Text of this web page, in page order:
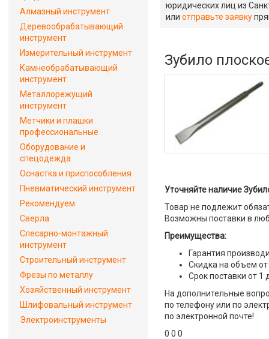
юридических лиц из
илиотправьте заявку
Зубило
Уточняйте наличие
Товар не подлежит
Возможны поставки в
Преимущества:
Гарантия
Скидка на объем от
Срок поставки от 1
На дополнительные
по телефону или по
по электронной почте!
0 0 0
Алмазный инструмент
Деревообрабатывающий
инструмент
Измерительный инструмент
Камнеобрабатывающий
инструмент
Металлорежущий
инструмент
Метчики и плашки
профессиональные
Оборудование и
спецодежда
Оснастка и приспособления
Пневматический инструмент
Рекомендуем
Сверла
Слесарно-монтажный
инструмент
Строительный инструмент
Фрезы по металлу
Хозяйственный инструмент
Шлифовальный инструмент
Электроинструменты